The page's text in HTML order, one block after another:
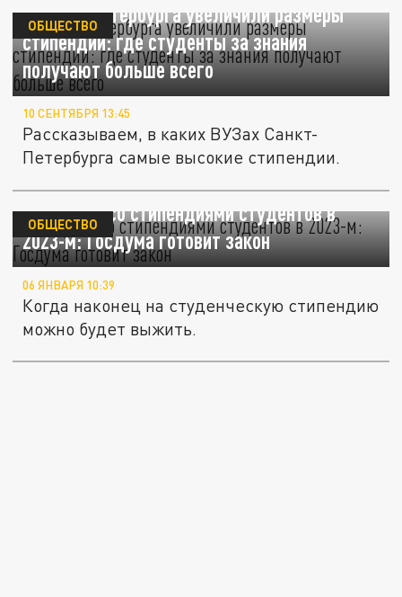
В ВУЗах Петербурга увеличили размеры
стипендий: где студенты за знания
получают больше всего
ОБЩЕСТВО
10 СЕНТЯБРЯ 13:45
Рассказываем, в каких ВУЗах Санкт-
Петербурга самые высокие стипендии.
Что будет со стипендиями студентов в
2023-м: Госдума готовит закон
ОБЩЕСТВО
06 ЯНВАРЯ 10:39
Когда наконец на студенческую стипендию
можно будет выжить.